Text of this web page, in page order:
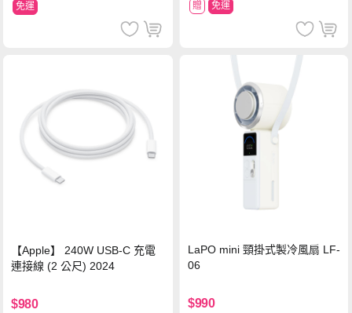
免運 贈 免運
【Apple】 240W USB-C 充電
連接線 (2 公尺) 2024
$980
LaPO mini 頸掛式製冷風扇 LF-
06
$990